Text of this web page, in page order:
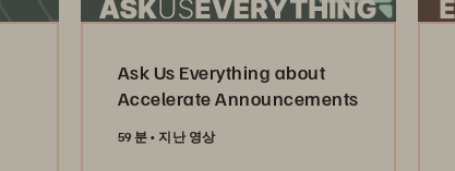
Ask Us Everything about
Accelerate Announcements
59 분 지난 영상